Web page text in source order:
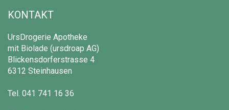
KONTAKT
UrsDrogerie Apotheke
mit Biolade (ursdroap AG)
Blickensdorferstrasse 4
6312 Steinhausen
Tel. 041 741 16 36